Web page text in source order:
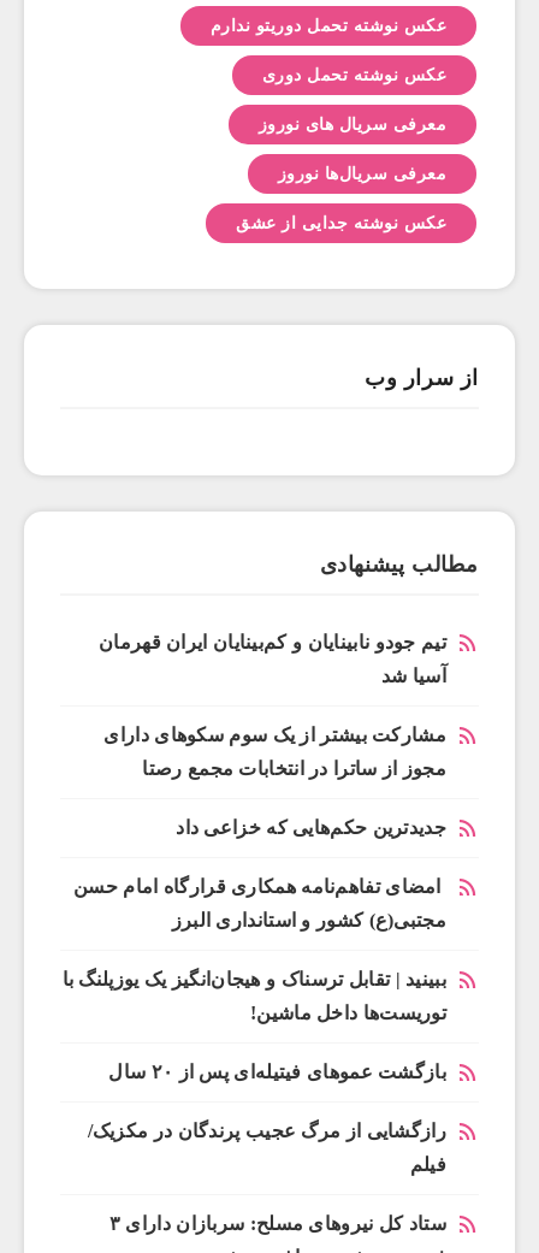
عکس نوشته تحمل دوریتو ندارم
عکس نوشته تحمل دوری
معرفی سریال های نوروز
معرفی سریال‌ها نوروز
عکس نوشته جدایی از عشق
از سرار وب
مطالب پیشنهادی
تیم جودو نابینایان و کم‌بینایان ایران قهرمان
آسیا شد
مشارکت بیشتر از یک سوم سکوهای دارای
مجوز از ساترا در انتخابات مجمع رصتا
جدیدترین حکم‌هایی که خزاعی داد
امضای تفاهم‌نامه همکاری قرارگاه امام حسن
مجتبی(ع) کشور و استانداری البرز
ببینید | تقابل ترسناک و هیجان‌انگیز یک یوزپلنگ با
توریست‌ها داخل ماشین!
بازگشت عموهای فیتیله‌ای پس از ۲۰ سال
رازگشایی از مرگ عجیب پرندگان در مکزیک/
فیلم
ستاد کل نیروهای مسلح: سربازان دارای ۳